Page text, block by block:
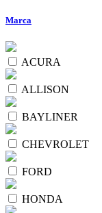
Marca
ACURA
ALLISON
BAYLINER
CHEVROLET
FORD
HONDA